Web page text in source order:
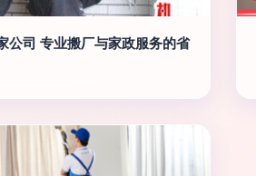
公司 专业搬厂与家政服务的省